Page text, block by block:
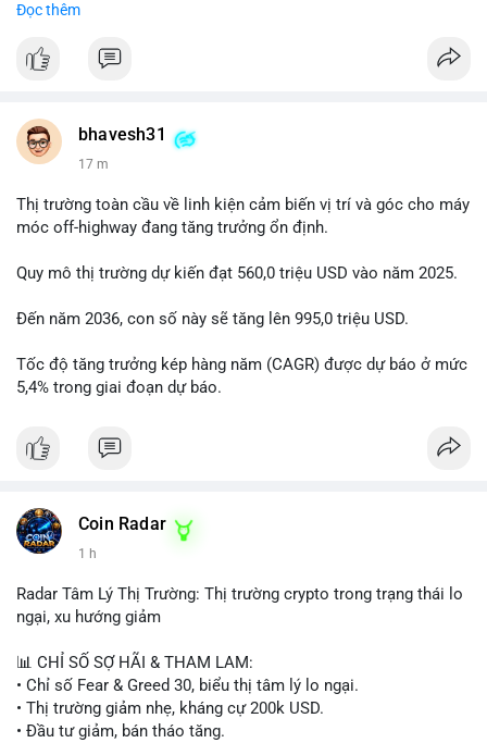
Đọc thêm
bhavesh31
17 m
Thị trường toàn cầu về linh kiện cảm biến vị trí và góc cho máy
móc off-highway đang tăng trưởng ổn định.
Quy mô thị trường dự kiến đạt 560,0 triệu USD vào năm 2025.
Đến năm 2036, con số này sẽ tăng lên 995,0 triệu USD.
Tốc độ tăng trưởng kép hàng năm (CAGR) được dự báo ở mức
5,4% trong giai đoạn dự báo.
Coin Radar
1 h
Radar Tâm Lý Thị Trường: Thị trường crypto trong trạng thái lo
ngại, xu hướng giảm
📊 CHỈ SỐ SỢ HÃI & THAM LAM:
• Chỉ số Fear & Greed 30, biểu thị tâm lý lo ngại.
• Thị trường giảm nhẹ, kháng cự 200k USD.
• Đầu tư giảm, bán tháo tăng.